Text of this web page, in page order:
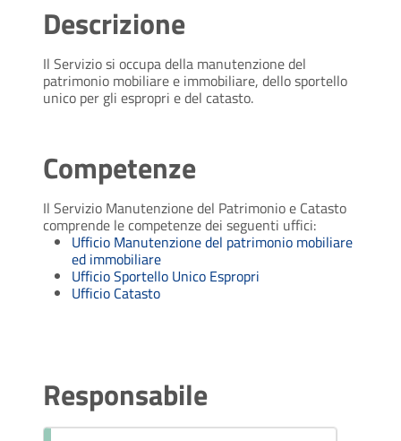
Descrizione
Il Servizio si occupa della manutenzione del
patrimonio mobiliare e immobiliare, dello sportello
unico per gli espropri e del catasto.
Competenze
Il Servizio Manutenzione del Patrimonio e Catasto
comprende le competenze dei seguenti uffici:
Ufficio Manutenzione del patrimonio mobiliare
ed immobiliare
Ufficio Sportello Unico Espropri
Ufficio Catasto
Responsabile